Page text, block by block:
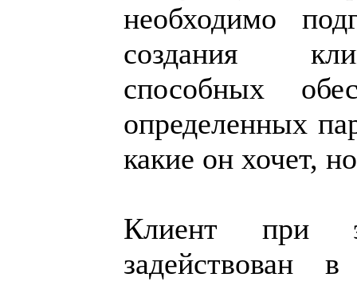
необходимо
создания
способных
определенных
какие он хочет,
Клиент при
задействован